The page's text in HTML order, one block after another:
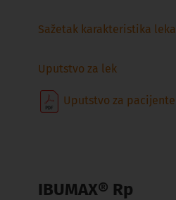
Sažetak karakteristika leka
Uputstvo za lek
Uputstvo za pacijente
IBUMAX® Rp